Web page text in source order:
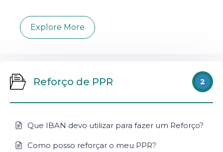
Explore More
Reforço de PPR 2
Que IBAN devo utilizar para fazer um Reforço?
Como posso reforçar o meu PPR?